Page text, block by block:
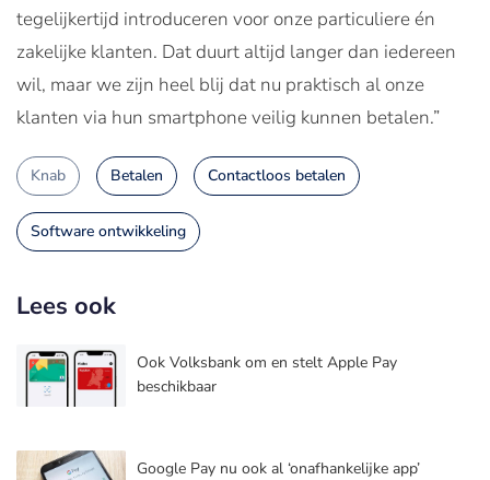
tegelijkertijd introduceren voor onze particuliere én
zakelijke klanten. Dat duurt altijd langer dan iedereen
wil, maar we zijn heel blij dat nu praktisch al onze
klanten via hun smartphone veilig kunnen betalen.”
Knab Betalen Contactloos betalen
Software ontwikkeling
Lees ook
Ook Volksbank om en stelt Apple Pay
beschikbaar
Google Pay nu ook al ‘onafhankelijke app’